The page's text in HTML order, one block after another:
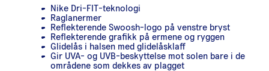
Nike Dri-FIT-teknologi
Raglanermer
Reflekterende Swoosh-logo på venstre bryst
Reflekterende grafikk på ermene og ryggen
Glidelås i halsen med glidelåsklaff
Gir UVA- og UVB-beskyttelse mot solen bare i de
områdene som dekkes av plagget